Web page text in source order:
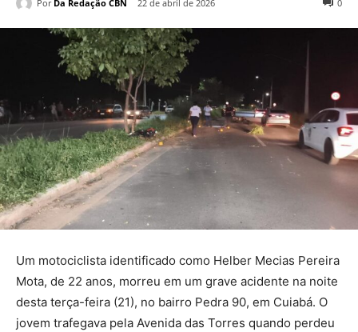
Por Da Redação CBN 22 de abril de 2026 0
Um motociclista identificado como Helber Mecias Pereira
Mota, de 22 anos, morreu em um grave acidente na noite
desta terça-feira (21), no bairro Pedra 90, em Cuiabá. O
jovem trafegava pela Avenida das Torres quando perdeu